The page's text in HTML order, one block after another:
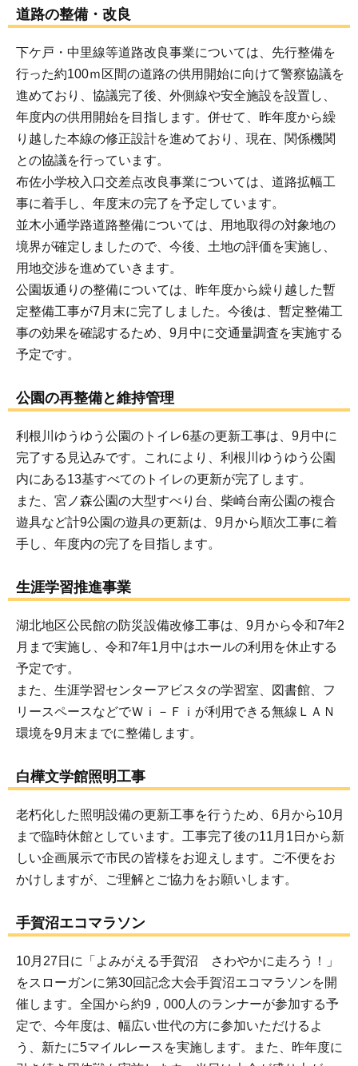
道路の整備・改良
下ケ戸・中里線等道路改良事業については、先行整備を
行った約100ｍ区間の道路の供用開始に向けて警察協議を
進めており、協議完了後、外側線や安全施設を設置し、
年度内の供用開始を目指します。併せて、昨年度から繰
り越した本線の修正設計を進めており、現在、関係機関
との協議を行っています。
布佐小学校入口交差点改良事業については、道路拡幅工
事に着手し、年度末の完了を予定しています。
並木小通学路道路整備については、用地取得の対象地の
境界が確定しましたので、今後、土地の評価を実施し、
用地交渉を進めていきます。
公園坂通りの整備については、昨年度から繰り越した暫
定整備工事が7月末に完了しました。今後は、暫定整備工
事の効果を確認するため、9月中に交通量調査を実施する
予定です。
公園の再整備と維持管理
利根川ゆうゆう公園のトイレ6基の更新工事は、9月中に
完了する見込みです。これにより、利根川ゆうゆう公園
内にある13基すべてのトイレの更新が完了します。
また、宮ノ森公園の大型すべり台、柴崎台南公園の複合
遊具など計9公園の遊具の更新は、9月から順次工事に着
手し、年度内の完了を目指します。
生涯学習推進事業
湖北地区公民館の防災設備改修工事は、9月から令和7年2
月まで実施し、令和7年1月中はホールの利用を休止する
予定です。
また、生涯学習センターアビスタの学習室、図書館、フ
リースペースなどでＷｉ－Ｆｉが利用できる無線ＬＡＮ
環境を9月末までに整備します。
白樺文学館照明工事
老朽化した照明設備の更新工事を行うため、6月から10月
まで臨時休館としています。工事完了後の11月1日から新
しい企画展示で市民の皆様をお迎えします。ご不便をお
かけしますが、ご理解とご協力をお願いします。
手賀沼エコマラソン
10月27日に「よみがえる手賀沼 さわやかに走ろう！」
をスローガンに第30回記念大会手賀沼エコマラソンを開
催します。全国から約9，000人のランナーが参加する予
定で、今年度は、幅広い世代の方に参加いただけるよ
う、新たに5マイルレースを実施します。また、昨年度に